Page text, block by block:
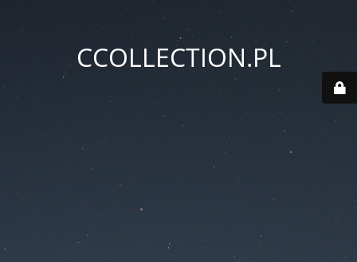
CCOLLECTION.PL